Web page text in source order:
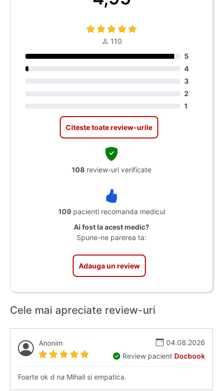
110
5
4
3
2
1
Citeste toate review-urile
108 review-uri verificate
109pacienti recomanda medicul
Ai fost la acest medic?
Spune-ne parerea ta:
Adauga un review
Cele mai apreciate review-uri
Anonim
04.08.2026
Review pacient Docbook
Foarte ok d na Mihail si empatica.